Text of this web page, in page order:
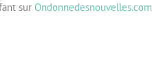
sur Ondonnedesnouvelles.com